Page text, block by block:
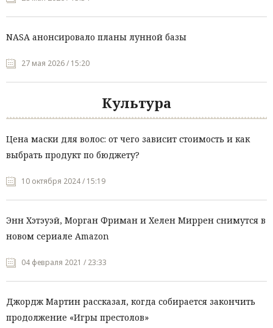
NASA анонсировало планы лунной базы
27 мая 2026 / 15:20
Культура
Цена маски для волос: от чего зависит стоимость и как
выбрать продукт по бюджету?
10 октября 2024 / 15:19
Энн Хэтэуэй, Морган Фриман и Хелен Миррен снимутся в
новом сериале Amazon
04 февраля 2021 / 23:33
Джордж Мартин рассказал, когда собирается закончить
продолжение «Игры престолов»